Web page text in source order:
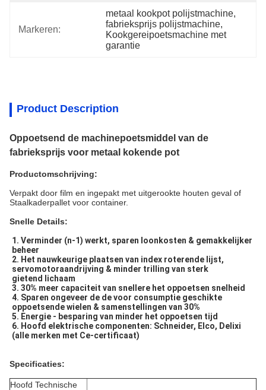
Markeren:
metaal kookpot polijstmachine,
fabrieksprijs polijstmachine,
Kookgereipoetsmachine met
garantie
Product Description
Oppoetsend de machinepoetsmiddel van de
fabrieksprijs voor metaal kokende pot
Productomschrijving:
Verpakt door film en ingepakt met uitgerookte houten geval of
Staalkaderpallet voor container.
Snelle Details:
1. Verminder (n-1) werkt, sparen loonkosten & gemakkelijker
beheer
2. Het nauwkeurige plaatsen van index roterende lijst,
servomotoraandrijving & minder trilling van sterk
gietend lichaam
3. 30% meer capaciteit van snellere het oppoetsen snelheid
4. Sparen ongeveer de de voor consumptie geschikte
oppoetsende wielen & samenstellingen van 30%
5. Energie - besparing van minder het oppoetsen tijd
6. Hoofd elektrische componenten: Schneider, Elco, Delixi
(alle merken met Ce-certificaat)
Specificaties:
Hoofd Technische